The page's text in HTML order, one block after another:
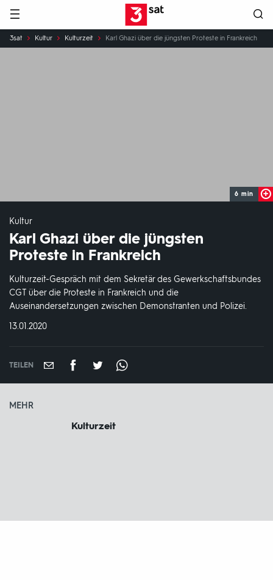
Hauptnavigation 3SAT
Sie
sind
3sat Kultur Kulturzeit Karl Ghazi über die jüngsten Proteste in Frankreich
6 min
Kultur
Karl Ghazi über die jüngsten
Proteste in Frankreich
Kulturzeit-Gespräch mit dem Sekretär des Gewerkschaftsbundes
CGT über die Proteste in Frankreich und die
Auseinandersetzungen zwischen Demonstranten und Polizei.
DATUM:
13.01.2020
TEILEN
MEHR
Kulturzeit